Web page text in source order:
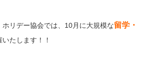
リデー協会では、10月に大規模な留学・
いたします！！